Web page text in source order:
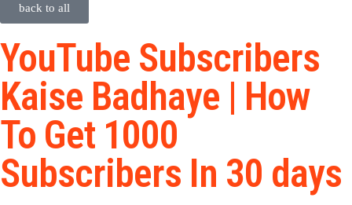
back to all
YouTube Subscribers
Kaise Badhaye | How
To Get 1000
Subscribers In 30 days